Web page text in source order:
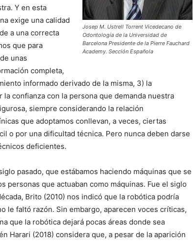
Josep M. Ustrell Torrent Vicedecano de
Odontología de la Universidad de
Barcelona Presidente de la Pierre Fauchard
Academy. Sección Española
Y en esta
exige una calidad
a una correcta
que para
unas
completa,
informado derivado de la misma, 3) la
confianza con la persona que demanda nuestra
siempre considerando la relación
que adoptamos conllevan, a veces, ciertas
o por una dificultad técnica. Pero nunca deben darse
deficientes.
pasado, que estábamos haciendo máquinas que se
personas que actuaban como máquinas. Fue el siglo
Brito (2010) nos indicó que la robótica podría
le faltó razón. Sin embargo, aparecen voces críticas,
que la robótica dejará pocas áreas donde sea
Harari (2018) considera que, a pesar de la aparición